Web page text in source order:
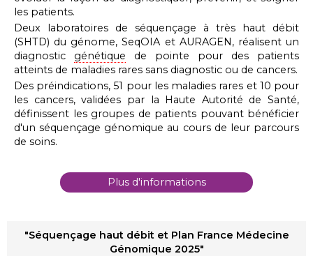
les patients.
Deux laboratoires de séquençage à très haut débit
(SHTD) du génome, SeqOIA et AURAGEN, réalisent un
diagnostic génétique de pointe pour des patients
atteints de maladies rares sans diagnostic ou de cancers.
Des préindications, 51 pour les maladies rares et 10 pour
les cancers, validées par la Haute Autorité de Santé,
définissent les groupes de patients pouvant bénéficier
d'un séquençage génomique au cours de leur parcours
de soins.
Plus d'informations
"Séquençage haut débit et Plan France Médecine
Génomique 2025"